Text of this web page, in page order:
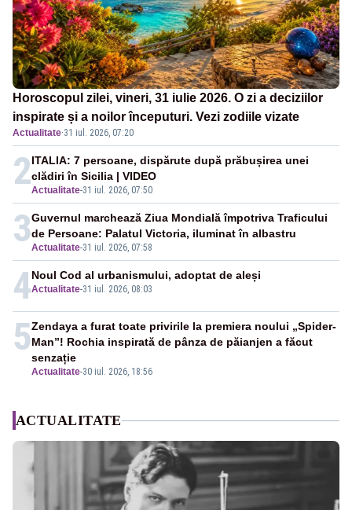
Horoscopul zilei, vineri, 31 iulie 2026. O zi a deciziilor
inspirate și a noilor începuturi. Vezi zodiile vizate
Actualitate·31 iul. 2026, 07:20
2Actualitate-31 iul. 2026, 07:50
ITALIA: 7 persoane, dispărute după prăbușirea unei
clădiri în Sicilia | VIDEO
3Actualitate-31 iul. 2026, 07:58
Guvernul marchează Ziua Mondială împotriva Traficului
de Persoane: Palatul Victoria, iluminat în albastru
4Actualitate-31 iul. 2026, 08:03
Noul Cod al urbanismului, adoptat de aleși
5
Actualitate-30 iul. 2026, 18:56
Zendaya a furat toate privirile la premiera noului „Spider-
Man”! Rochia inspirată de pânza de păianjen a făcut
senzație
ACTUALITATE